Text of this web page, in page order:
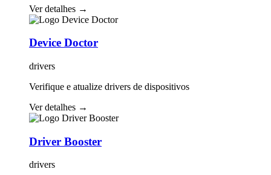
Ver detalhes →
Device Doctor
drivers
Verifique e atualize drivers de dispositivos
Ver detalhes →
Driver Booster
drivers